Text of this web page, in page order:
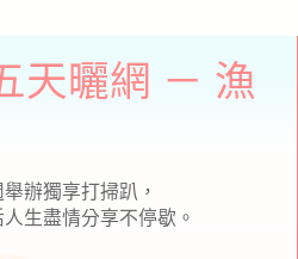
天曬網 － 漁
辦獨享打掃趴，
生盡情分享不停歇。